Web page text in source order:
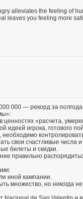
alleviates the feeling of
leaves you feeling more
000 — рекорд за
ценностях «расчета,
идеей игрока, готового
свои счастливые
билеты и скидки.
правильно
иной кампании.
множество, но никогда